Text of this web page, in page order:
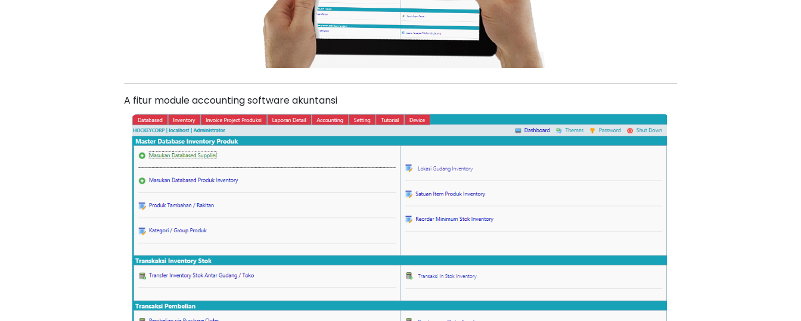
A fitur module accounting software akuntansi